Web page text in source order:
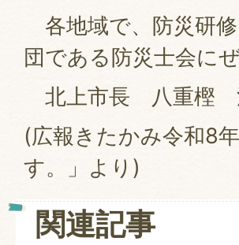
各地域で、防災研
団である防災士会に
北上市長 八重樫
(広報きたかみ令和8
す。」より)
関連記事